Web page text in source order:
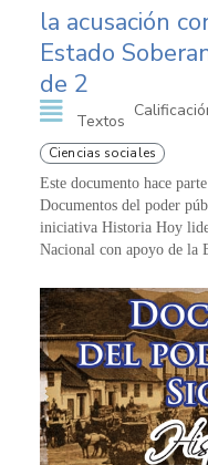
la acusación
Estado
de 2
Textos
Ciencias sociales
Este documento hace
Documentos del poder
iniciativa Historia Hoy
Nacional con apoyo de la